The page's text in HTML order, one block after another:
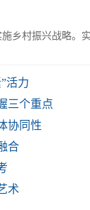
乡村振兴战略。
活力
三个重点
协同性
合
术